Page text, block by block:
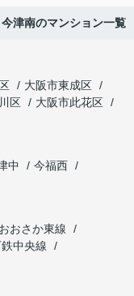
今津南のマンション一覧
大阪市東成区
区
大阪市此花区
中
今福西
おおさか東線
中央線